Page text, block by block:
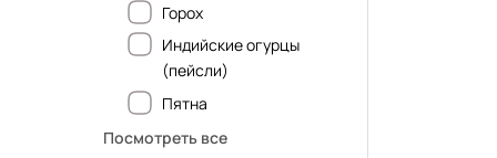
Горох
Индийские огурцы
(пейсли)
Пятна
Посмотреть все